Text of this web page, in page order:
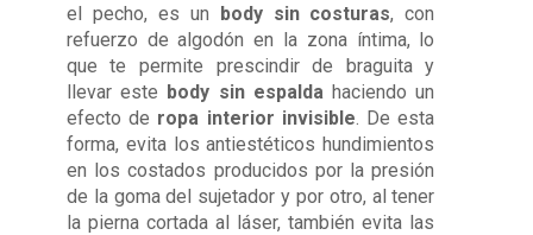
el pecho, es un body sin costuras, con
refuerzo de algodón en la zona íntima, lo
que te permite prescindir de braguita y
llevar este body sin espaldahaciendo un
efecto de ropa interior invisible. De esta
forma, evita los antiestéticos hundimientos
en los costados producidos por la presión
de la goma del sujetador y por otro, al tener
la pierna cortada al láser, también evita las